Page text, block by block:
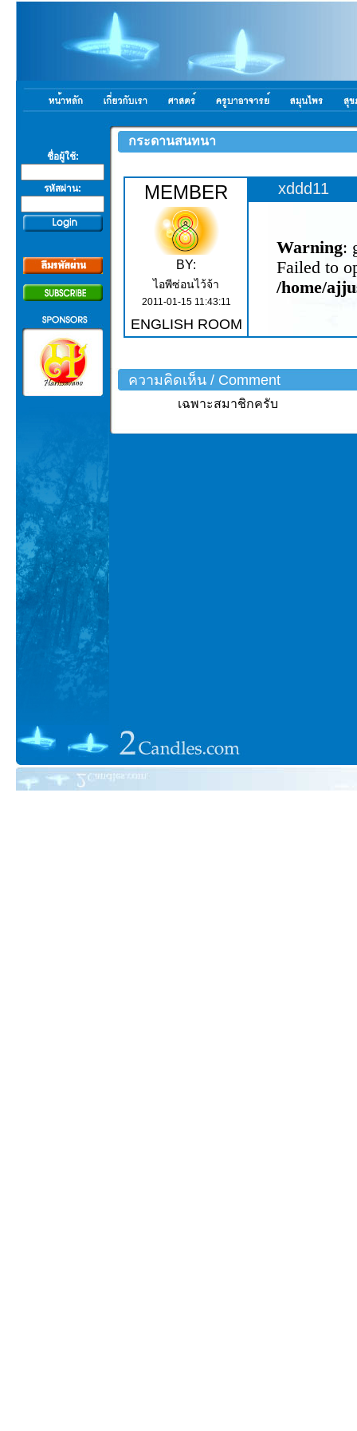
ชื่อผู้ใช้:
รหัสผ่าน:
กระดานสนทนา
MEMBER
BY:
ไอพีซ่อนไว้จ้า
2011-01-15 11:43:11
ENGLISH ROOM
xddd11
Warning:
Failed to
/home/
ความคิดเห็น / Comment
เฉพาะสมาชิกครับ